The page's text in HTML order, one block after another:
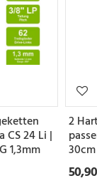
CS 24 Li |
1,3mm
2